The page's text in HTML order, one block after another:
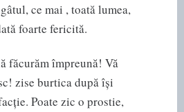
ce mai , toată lumea,
foarte fericită.
făcurăm împreună! Vă
zise burtica după își
Poate zic o prostie,